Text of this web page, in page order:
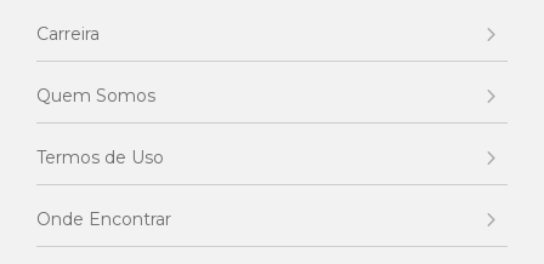
Carreira
Quem Somos
Termos de Uso
Onde Encontrar